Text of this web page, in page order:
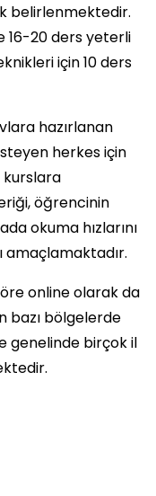
belirlenmektedir.
16-20 ders yeterli
için 10 ders
hazırlanan
herkes için
kurslara
öğrencinin
okuma hızlarını
amaçlamaktadır.
online olarak da
bazı bölgelerde
genelinde birçok il